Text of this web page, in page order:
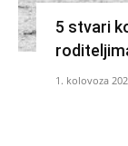
5 stvari
1. kolovoza